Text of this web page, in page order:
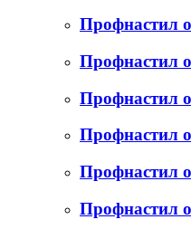
Профнастил
Профнастил
Профнастил
Профнастил
Профнастил
Профнастил